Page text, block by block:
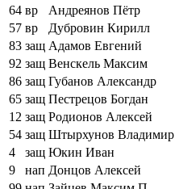
64 вр
Андреянов Пётр
57 вр
Дубровин Кирилл
83 защ Адамов Евгений
92 защ Венскель Максим
86 защ Губанов Александр
65 защ Пестрецов Богдан
12 защ Родионов Алексей
54 защ Штырхунов Владимир
4
защ Юкин Иван
9
нап Донцов Алексей